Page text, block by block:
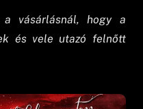
a vásárlásnál, hogy a
és vele utazó felnőtt